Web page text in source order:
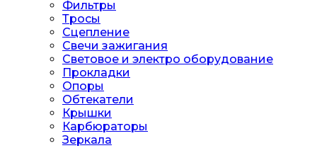
Фильтры
Тросы
Сцепление
Свечи зажигания
Световое и электро оборудование
Прокладки
Опоры
Обтекатели
Крышки
Карбюраторы
Зеркала